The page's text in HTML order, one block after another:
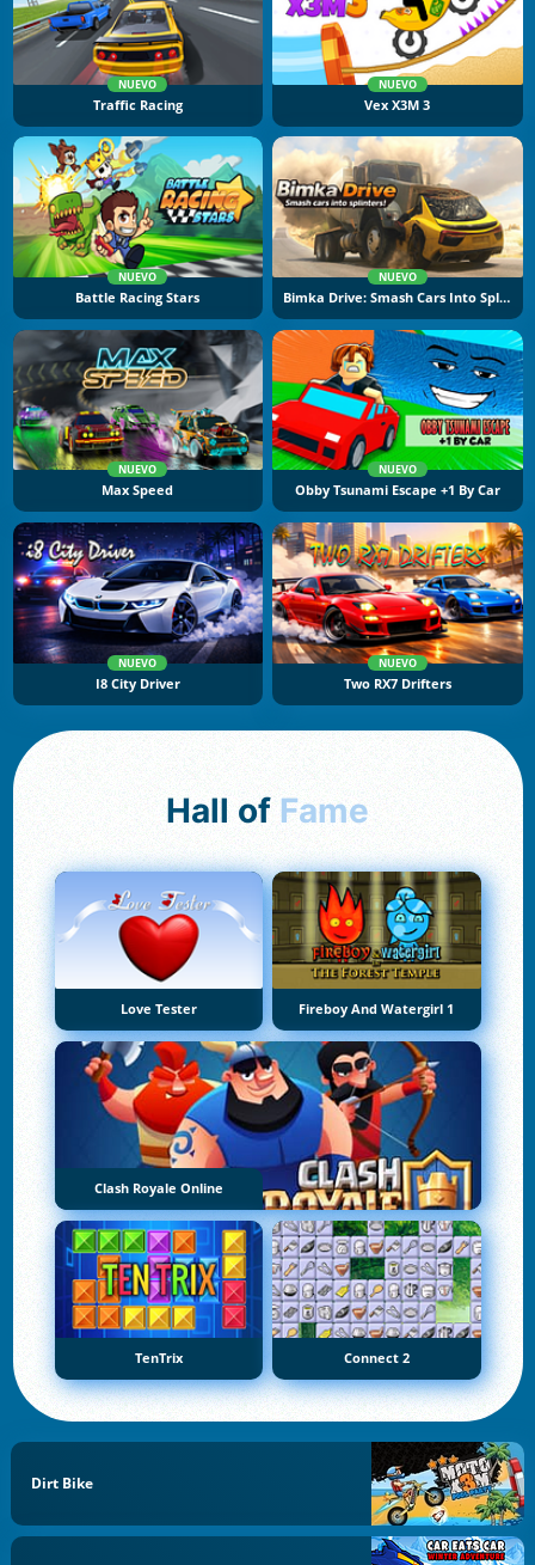
NUEVO
Traffic Racing
NUEVO
Vex X3M 3
NUEVO
Battle Racing Stars
NUEVO
Bimka Drive: Smash Cars Into Splinters
NUEVO
Max Speed
NUEVO
Obby Tsunami Escape +1 By Car
NUEVO
I8 City Driver
NUEVO
Two RX7 Drifters
Hall of Fame
Love Tester Fireboy And Watergirl 1
Clash Royale Online
TenTrix Connect 2
Dirt Bike